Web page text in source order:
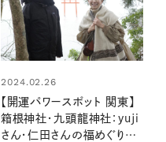
2024.02.26
【開運パワースポット 関東】
箱根神社・九頭龍神社：yuji
さん・仁田さんの福めぐり第